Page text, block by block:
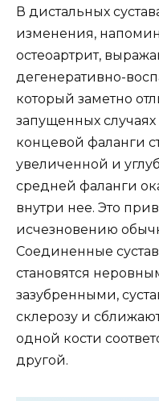
В дистальных
изменения,
остеоартрит,
дегенеративно-
который заметно
запущенных
концевой фаланги
увеличенной и
средней фаланги
внутри нее. Это
исчезновению
Соединенные
становятся
зазубренными,
склерозу и
одной кости
другой.